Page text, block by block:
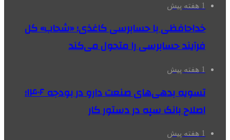
1 هفته پیش
خداحافظی با حسابرسی کاغذی؛ «شحاب» کل
فرآیند حسابرسی را متحول می‌کند
1 هفته پیش
تسویه بدهی‌های صنعت دارو در بودجه ۱۴۰۶؛
اصلاح بانک سپه در دستور کار
1 هفته پیش